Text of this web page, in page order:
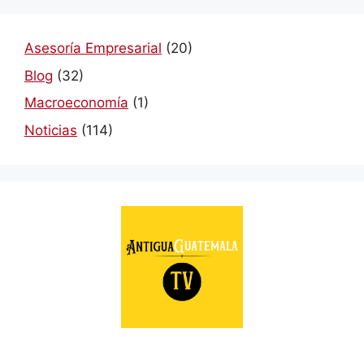
Asesoría Empresarial (20)
Blog (32)
Macroeconomía (1)
Noticias (114)